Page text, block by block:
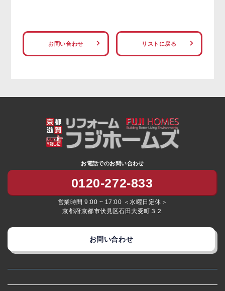
お問い合わせ リストに戻る
お電話でのお問い合わせ
0120-272-833
営業時間 9:00 ~ 17:00 ＜水曜日定休＞
京都府京都市伏見区石田大受町３２
お問い合わせ